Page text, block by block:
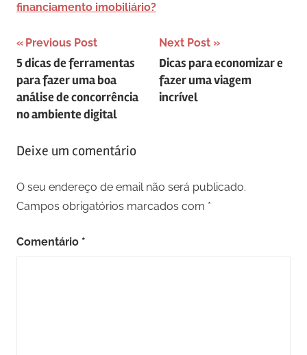
financiamento imobiliário?
Navegação
de
artigos
Previous Post
5 dicas de ferramentas
para fazer uma boa
análise de concorrência
no ambiente digital
Next Post
Dicas para economizar e
fazer uma viagem
incrível
Deixe um comentário
O seu endereço de email não será publicado.
Campos obrigatórios marcados com *
Comentário *